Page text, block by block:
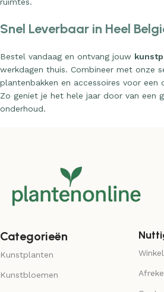
Snel Leverbaar in Heel
werkdagen thuis. Combineer met onze
plantenbakken en accessoires voor een
Zo geniet je het hele jaar door van een
onderhoud.
Kunstplanten